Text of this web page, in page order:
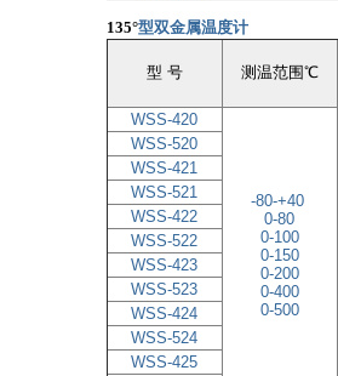
135°型双金属温度计
型 号 测温范围℃
WSS-420
-80-+40
0-80
0-100
0-150
0-200
0-400
0-500
WSS-520
WSS-421
WSS-521
WSS-422
WSS-522
WSS-423
WSS-523
WSS-424
WSS-524
WSS-425